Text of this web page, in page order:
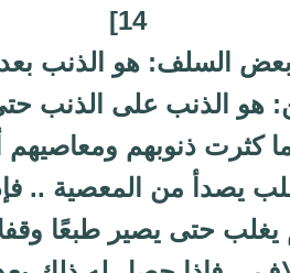
14]
السلف: هو الذنب
هو الذنب على الذنب
كثرت ذنوبهم
يصدأ من المعصية ..
يغلب حتى يصير طبعًا